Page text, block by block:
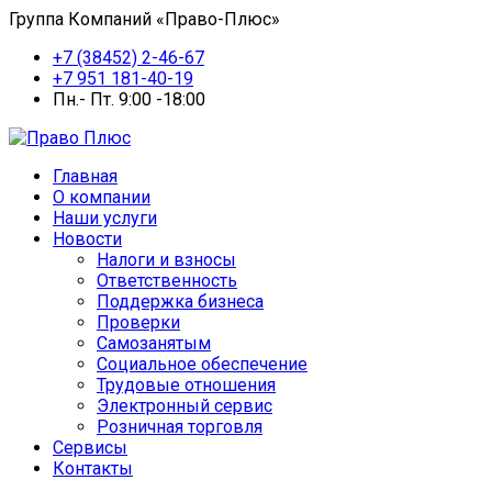
Группа Компаний «Право-Плюс»
+7 (38452) 2-46-67
+7 951 181-40-19
Пн.- Пт. 9:00 -18:00
Главная
О компании
Наши услуги
Новости
Налоги и взносы
Ответственность
Поддержка бизнеса
Проверки
Самозанятым
Социальное обеспечение
Трудовые отношения
Электронный сервис
Розничная торговля
Сервисы
Контакты